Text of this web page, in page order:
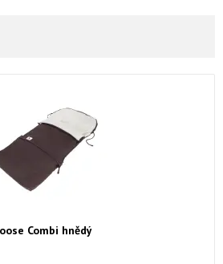
Combi hnědý